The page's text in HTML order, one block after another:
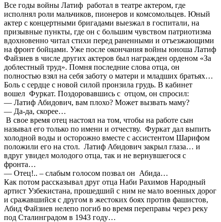
Все годы войны Латиф работал в театре актером, где
исполнял роли мальчиков, пионеров и комсомольцев. Юный
актер с концертными бригадами выезжал в госпитали, на
призывные пункты, где он с большим чувством патриотизма
вдохновенно читал стихи перед раненными и отъезжающими
на фронт бойцами. Уже после окончания войны юноша Латиф
Файзиев в числе других актеров был награжден орденом «За
доблестный труд». Помня последние слова отца, он
полностью взял на себя заботу о матери и младших братьях…
Боль с сердце с новой силой пронзила грудь. В кабинет
вошел Фуркат. Поздоровавшись с отцом, он спросил:
— Латиф Абидович, вам плохо? Может вызвать маму?
— Да-да, скорее…
В свое время отец настоял на том, чтобы на работе сын
называл его только по имени и отчеству. Фуркат дал выпить
холодной воды и осторожно вместе с ассистентом Шарифом
положили его на стол. Латиф Абидович закрыл глаза… и
вдруг увидел молодого отца, так и не вернувшегося с
фронта…
— Отец!.. – слабым голосом позвал он Абида…
Как потом рассказывал друг отца Наби Рахимов Народный
артист Узбекистана, прошедший с ним не мало военных дорог
и сражавшийся с другом в жестоких боях против фашистов,
Абид Файзиев нелепо погиб во время переправы через реку
под Сталинградом в 1943 году…